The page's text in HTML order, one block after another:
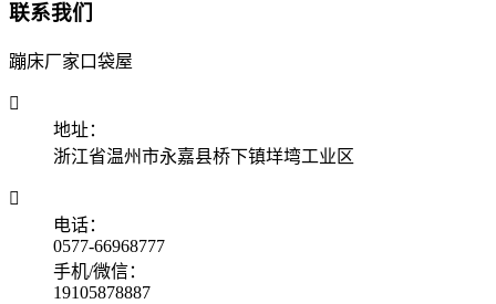
联系我们
蹦床厂家口袋屋

地址：
浙江省温州市永嘉县桥下镇垟塆工业区

电话：
0577-66968777
手机/微信：
19105878887